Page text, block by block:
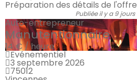
Préparation des détails de l'offre
Publiée il y a 9 jours
Auto-entrepreneur
Manutentionnaire
14 € / heure
Evénementiel
3 septembre 2026
75012